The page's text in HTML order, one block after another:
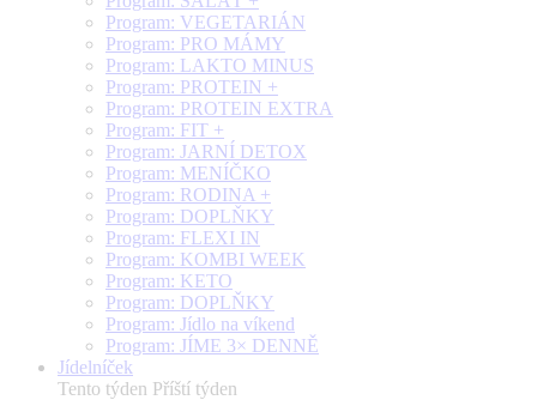
Program: VEGETARIÁN
Program: PRO MÁMY
Program: LAKTO MINUS
Program: PROTEIN +
Program: PROTEIN EXTRA
Program: FIT +
Program: JARNÍ DETOX
Program: MENÍČKO
Program: RODINA +
Program: DOPLŇKY
Program: FLEXI IN
Program: KOMBI WEEK
Program: KETO
Program: DOPLŇKY
Program: Jídlo na víkend
Program: JÍME 3× DENNĚ
Jídelníček
Tento týden Příští týden